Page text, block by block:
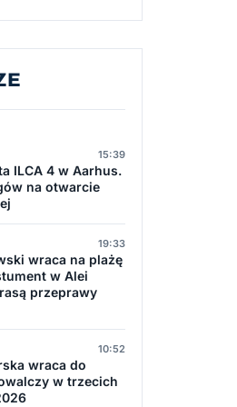
15:39
ILCA 4 w Aarhus.
na otwarcie
19:33
wraca na plażę
w Alei
przeprawy
10:52
wraca do
w trzecich